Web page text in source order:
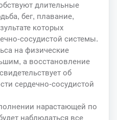
длительные
бег, плавание,
которых
сосудистой системы.
на физические
а восстановление
об
сердечно-сосудистой
нарастающей по
наблюдаться все